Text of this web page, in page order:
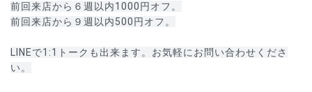
前回来店から６週以内1000円オフ。
前回来店から９週以内500円オフ。
LINEで1:1トークも出来ます。お気軽にお問い合わせくださ
い。